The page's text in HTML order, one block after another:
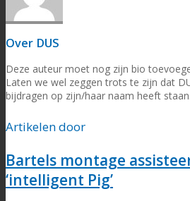
Over DUS
Deze auteur moet nog zijn bio
Laten we wel zeggen trots te zijn dat
bijdragen op zijn/haar naam heeft staan.
Artikelen door
Bartels montage
‘intelligent Pig’